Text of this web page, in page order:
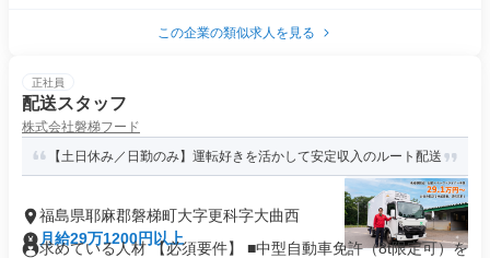
この企業の類似求人を見る
正社員
配送スタッフ
株式会社磐梯フード
【土日休み／日勤のみ】運転好きを活かして安定収入のルート配送
福島県耶麻郡磐梯町大字更科字大曲西
月給29万1200円以上
求めている人材 【必須要件】 ■中型自動車免許（8t限定可）を